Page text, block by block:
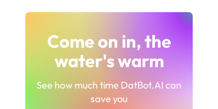
Come on in, the
water's warm
See how much time DatBot.AI can
save you